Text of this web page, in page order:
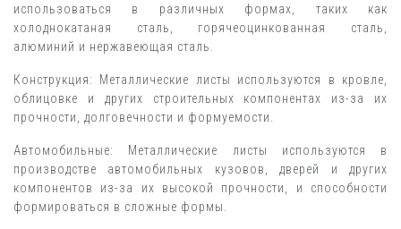
использоваться в различных формах, таких как
холоднокатаная сталь, горячеоцинкованная сталь,
алюминий и нержавеющая сталь.
Конструкция: Металлические листы используются в кровле,
облицовке и других строительных компонентах из-за их
прочности, долговечности и формуемости.
Автомобильные: Металлические листы используются в
производстве автомобильных кузовов, дверей и других
компонентов из-за их высокой прочности, и способности
формироваться в сложные формы.